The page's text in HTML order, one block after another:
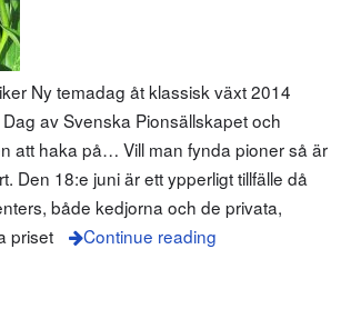
Ny temadag åt klassisk växt 2014
av Svenska Pionsällskapet och
att haka på… Vill man fynda pioner så är
Den 18:e juni är ett ypperligt tillfälle då
både kedjorna och de privata,
priset
Continue reading